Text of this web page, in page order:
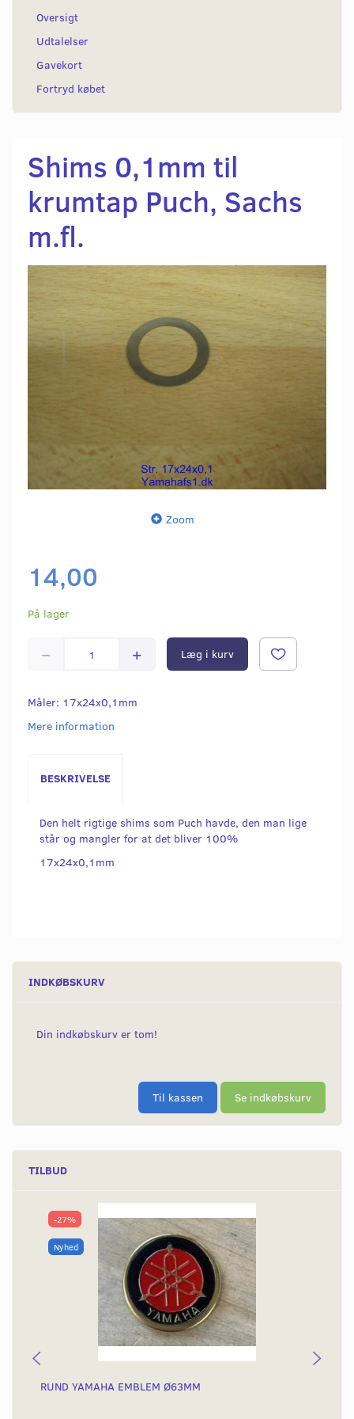
Oversigt
Udtalelser
Gavekort
Fortryd købet
Shims 0,1mm til
krumtap Puch, Sachs
m.fl.
Zoom
14,00
På lager
Læg i kurv
Måler: 17x24x0,1mm
Mere information
BESKRIVELSE
Den helt rigtige shims som Puch havde, den man lige
står og mangler for at det bliver 100%
17x24x0,1mm
INDKØBSKURV
Din indkøbskurv er tom!
Til kassen Se indkøbskurv
TILBUD
-27%
Nyhed
RUND YAMAHA EMBLEM Ø63MM